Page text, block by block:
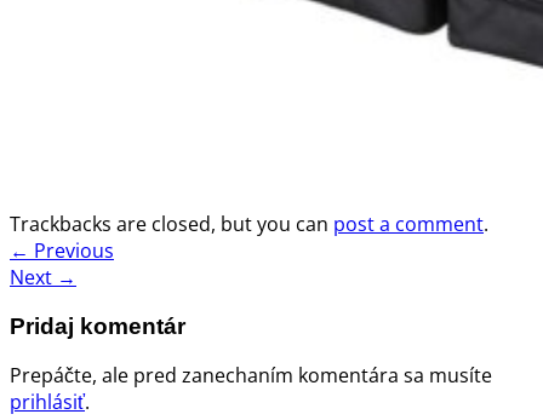
Trackbacks are closed, but you can post a comment.
← Previous
Next →
Pridaj komentár
Prepáčte, ale pred zanechaním komentára sa musíte
prihlásiť.